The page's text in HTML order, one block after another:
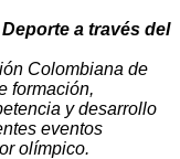
a través del
Colombiana de
formación,
y desarrollo
eventos
olímpico.